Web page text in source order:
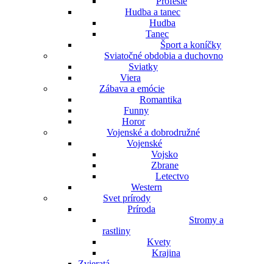
Hudba a tanec
Hudba
Tanec
Šport a koníčky
Sviatočné obdobia a duchovno
Sviatky
Viera
Zábava a emócie
Romantika
Funny
Horor
Vojenské a dobrodružné
Vojenské
Vojsko
Zbrane
Letectvo
Western
Svet prírody
Príroda
Stromy a
rastliny
Kvety
Krajina